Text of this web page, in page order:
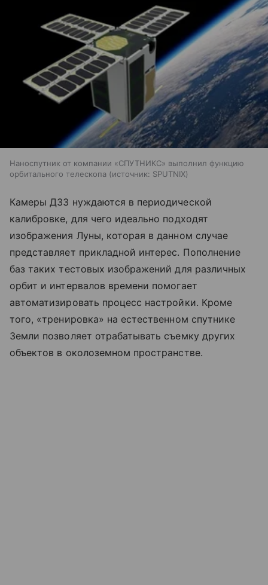
Наноспутник от компании «СПУТНИКС» выполнил функцию
орбитального телескопа
источник: SPUTNIX
Камеры ДЗЗ нуждаются в периодической
калибровке, для чего идеально подходят
изображения Луны, которая в данном случае
представляет прикладной интерес. Пополнение
баз таких тестовых изображений для различных
орбит и интервалов времени помогает
автоматизировать процесс настройки. Кроме
того, «тренировка» на естественном спутнике
Земли позволяет отрабатывать съемку других
объектов в околоземном пространстве.